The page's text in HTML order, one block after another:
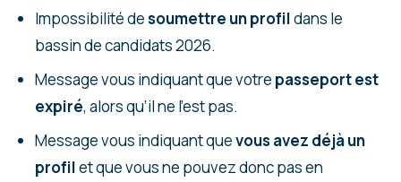
Impossibilité desoumettre un profildans le
bassin de candidats 2026.
Message vous indiquant que votre passeport est
expiré, alors qu’il ne l’est pas.
Message vous indiquant quevous avez déjà un
profilet que vous ne pouvez donc pas en